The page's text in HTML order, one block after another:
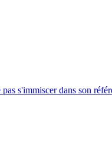
s'immiscer dans son